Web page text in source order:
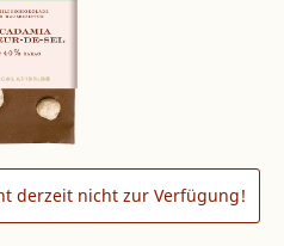
derzeit nicht zur Verfügung!